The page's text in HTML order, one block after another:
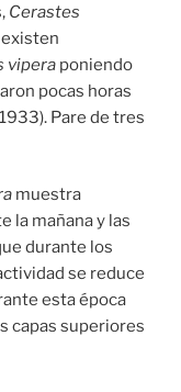
Cerastes
vipera poniendo
pocas horas
Pare de tres
muestra
la mañana y las
durante los
se reduce
esta época
capas superiores